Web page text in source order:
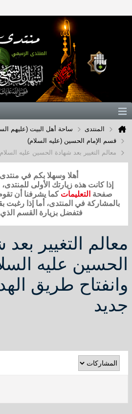
المنتدى
ساحة أهل البيت (عليهم
قسم الإمام الحسين (عليه السلام)
معالم التغيير بعد شهادة الحسين عليه
أهلا وسهلا بكم في منتدى
إذا كانت هذه زيارتك الأولى
صفحة التعليمات كما يشرفنا أن
بالمشاركة في المنتدى، أما إذا رغبت
فتفضل بزيارة القسم
معالم التغيير
الحسين عليه
وانفتاح طريق
جديد